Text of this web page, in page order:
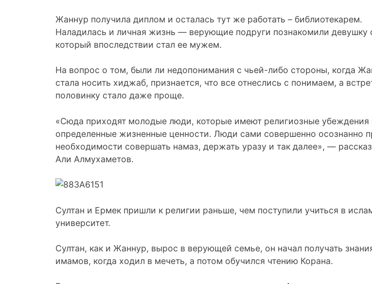
Жаннур получила диплом и осталась тут же работать – библиотекарем.
Наладилась и личная жизнь — верующие подруги познакомили девушку
который впоследствии стал ее мужем.
На вопрос о том, были ли недопонимания с чьей-либо стороны, когда
стала носить хиджаб, признается, что все отнеслись с понимаем, а
половинку стало даже проще.
«Сюда приходят молодые люди, которые имеют религиозные убеждения
определенные жизненные ценности. Люди сами совершенно осознанно
необходимости совершать намаз, держать уразу и так далее», —
Али Алмухаметов.
Султан и Ермек пришли к религии раньше, чем поступили учиться в
университет.
Султан, как и Жаннур, вырос в верующей семье, он начал получать
имамов, когда ходил в мечеть, а потом обучился чтению Корана.